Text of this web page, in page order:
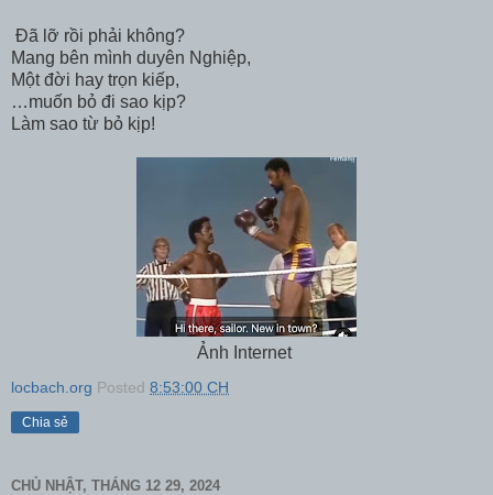
Đã lỡ rồi phải không?
Mang bên mình duyên Nghiệp,
Một đời hay trọn kiếp,
…muốn bỏ đi sao kịp?
Làm sao từ bỏ kịp!
Ảnh Internet
locbach.org Posted 8:53:00 CH
Chia sẻ
CHỦ NHẬT, THÁNG 12 29, 2024